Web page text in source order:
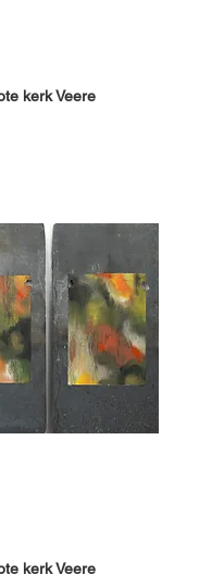
kerk Veere
kerk Veere